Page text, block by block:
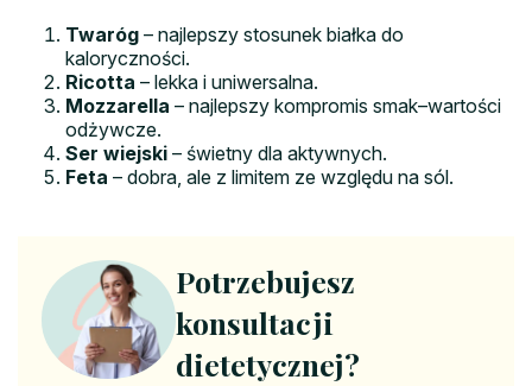
Twaróg – najlepszy stosunek białka do
kaloryczności.
Ricotta – lekka i uniwersalna.
Mozzarella – najlepszy kompromis smak–wartości
odżywcze.
Ser wiejski – świetny dla aktywnych.
Feta – dobra, ale z limitem ze względu na sól.
Potrzebujesz
konsultacji
dietetycznej?